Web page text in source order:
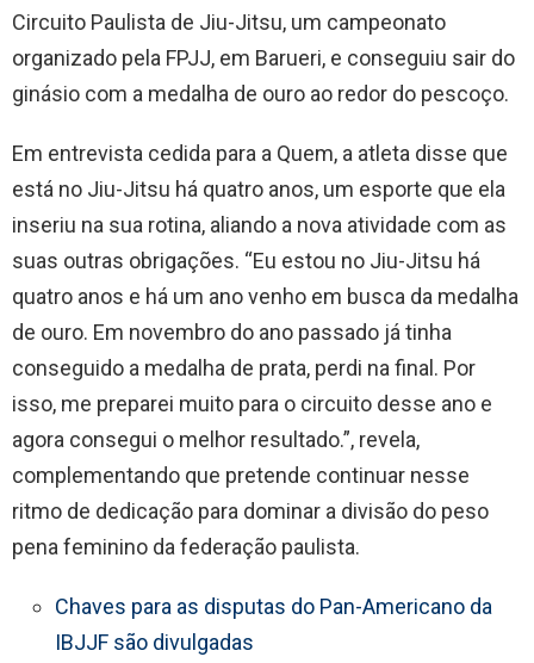
Circuito Paulista de Jiu-Jitsu, um campeonato
organizado pela FPJJ, em Barueri, e conseguiu sair do
ginásio com a medalha de ouro ao redor do pescoço.
Em entrevista cedida para a Quem, a atleta disse que
está no Jiu-Jitsu há quatro anos, um esporte que ela
inseriu na sua rotina, aliando a nova atividade com as
suas outras obrigações. “Eu estou no Jiu-Jitsu há
quatro anos e há um ano venho em busca da medalha
de ouro. Em novembro do ano passado já tinha
conseguido a medalha de prata, perdi na final. Por
isso, me preparei muito para o circuito desse ano e
agora consegui o melhor resultado.”, revela,
complementando que pretende continuar nesse
ritmo de dedicação para dominar a divisão do peso
pena feminino da federação paulista.
Chaves para as disputas do Pan-Americano da
IBJJF são divulgadas